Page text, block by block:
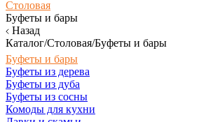
Столовая
Буфеты и бары
Назад
Каталог/Столовая/Буфеты и бары
Буфеты и бары
Буфеты из дерева
Буфеты из дуба
Буфеты из сосны
Комоды для кухни